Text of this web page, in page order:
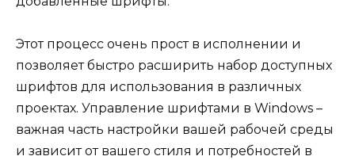
Этот процесс очень прост в исполнении и
позволяет быстро расширить набор доступных
шрифтов для использования в различных
проектах. Управление шрифтами в Windows –
важная часть настройки вашей рабочей среды
и зависит от вашего стиля и потребностей в